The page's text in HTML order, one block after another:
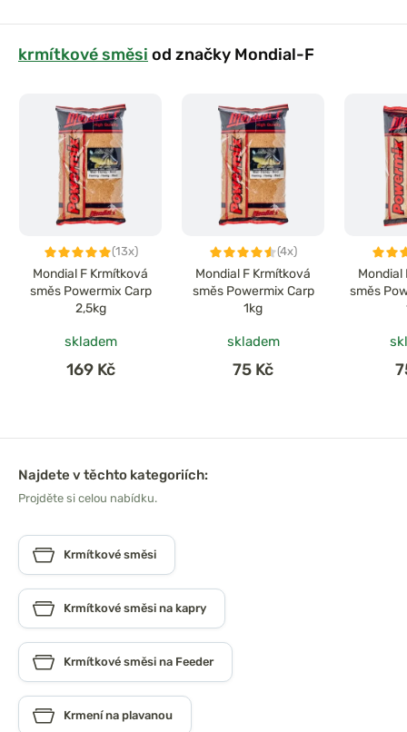
krmítkové směsi od značky Mondial-F
(13x)
Mondial F Krmítková
směs Powermix Carp
2,5kg
skladem
169 Kč
(4x)
Mondial F Krmítková
směs Powermix Carp
1kg
skladem
75 Kč
Mondial
směs
Najdete v těchto kategoriích:
Projděte si celou nabídku.
Krmítkové směsi
Krmítkové směsi na kapry
Krmítkové směsi na Feeder
Krmení na plavanou